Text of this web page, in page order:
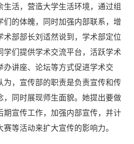
生活，营造大学生活环境，通过组
们的体魄，同时加强内部联系，增
术部部长刘适然说到，学术部定位
学们提供学术交流平台，活跃学术
办讲座、论坛等方式促进学术交
为，宣传部的职责是负责宣传和传
，同时展现师生面貌。她提出要做
期宣传工作，加强内部宣传，并计
等活动来扩大宣传的影响力。